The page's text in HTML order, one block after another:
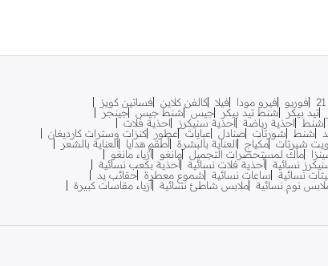
فوريو فيرو مودا فيلا كالفن كلاين
فساتين كويز
تيد بيكر شنط تيد بيكر جيس شنط جيس جينجر
شنط احذية رياضة احذية سنيكرز
احذية فلات
شنط شورتات صنادل عبايات عطور
كنزات وسترات كارديغان
شيرتات مكياج العناية بالبشرة أطقم هدايا
العناية بالشعر
ماك لمستحضرات التجميل مانغو
أزياء مانغو
نسائية أحذية فلات نسائية أحذية بكعب نسائية
نسائية ساعات نسائية شموع معطرة حقائب يد
نوم نسائية ملابس شاطئ نسائية أزياء مقاسات كبيرة